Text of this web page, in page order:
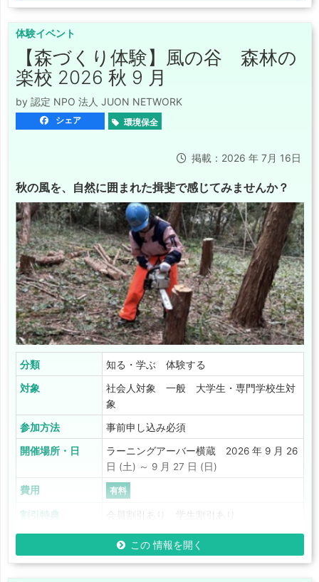
体験イベント
【森づくり体験】風の谷 森林の
楽校 2026 秋 9 月
by 認定 NPO 法人 JUON NETWORK
シェア 環境保全
掲載：2026 年 7月 16日
秋の風を、自然に囲まれた揖斐で感じてみませんか？
分類 知る・学ぶ 体験する
対象
社会人対象 一般 大学生・専門学校生対
象
参加方法 事前申し込み必須
開催場所・日
ラーニングアーバー横蔵 2026 年 9 月 26
日 (土) ～ 9 月 27 日 (日)
費用 有料
割引特典 会員割引あり 学生割引あり
この 情報を開く